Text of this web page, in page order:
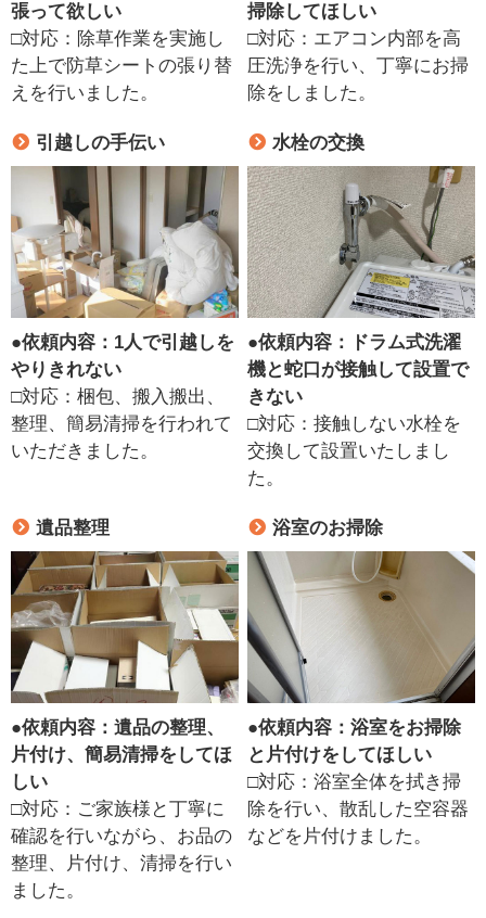
張って欲しい
□対応：除草作業を実施し
た上で防草シートの張り替
えを行いました。
掃除してほしい
□対応：エアコン内部を高
圧洗浄を行い、丁寧にお掃
除をしました。
引越しの手伝い
●依頼内容：1人で引越しを
やりきれない
□対応：梱包、搬入搬出、
整理、簡易清掃を行われて
いただきました。
水栓の交換
●依頼内容：ドラム式洗濯
機と蛇口が接触して設置で
きない
□対応：接触しない水栓を
交換して設置いたしまし
た。
遺品整理
●依頼内容：遺品の整理、
片付け、簡易清掃をしてほ
しい
□対応：ご家族様と丁寧に
確認を行いながら、お品の
整理、片付け、清掃を行い
ました。
浴室のお掃除
●依頼内容：浴室をお掃除
と片付けをしてほしい
□対応：浴室全体を拭き掃
除を行い、散乱した空容器
などを片付けました。